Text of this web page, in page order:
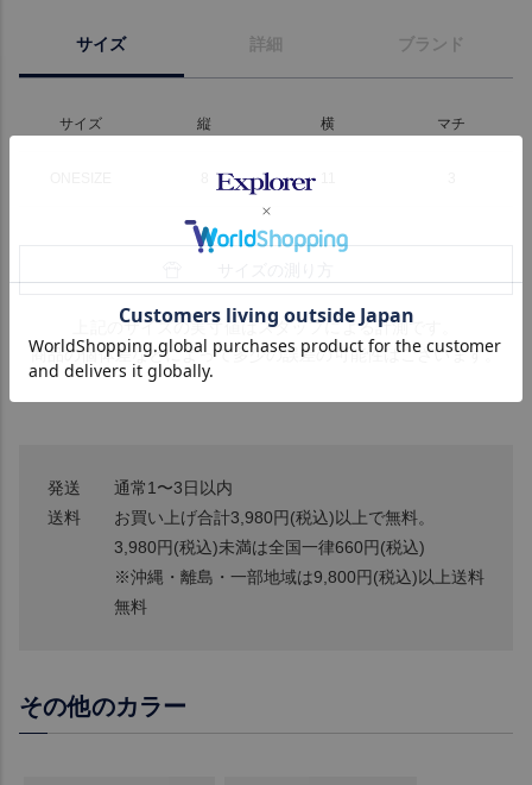
サイズ 詳細 ブランド
サイズ 縦 横 マチ
上記のサイズの実寸値はスタッフによる計測です。
商品の個体差などによって多少の誤差の可能性はございます。
発送
通常1〜3日以内
送料
お買い上げ合計3,980円(税込)以上で無料。
3,980円(税込)未満は全国一律660円(税込)
※沖縄・離島・一部地域は9,800円(税込)以上送料
無料
その他のカラー